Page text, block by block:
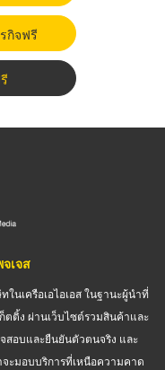
กิจฟรี
เจส
นเครือเอไอเอส ในฐานะผู้นำที่
ติ้ง ผ่านเว็บไซต์รวมสินค้าและ
สอบและยืนยันตัวตนจริง และ
ะมอบบริการที่เหนือความคาด